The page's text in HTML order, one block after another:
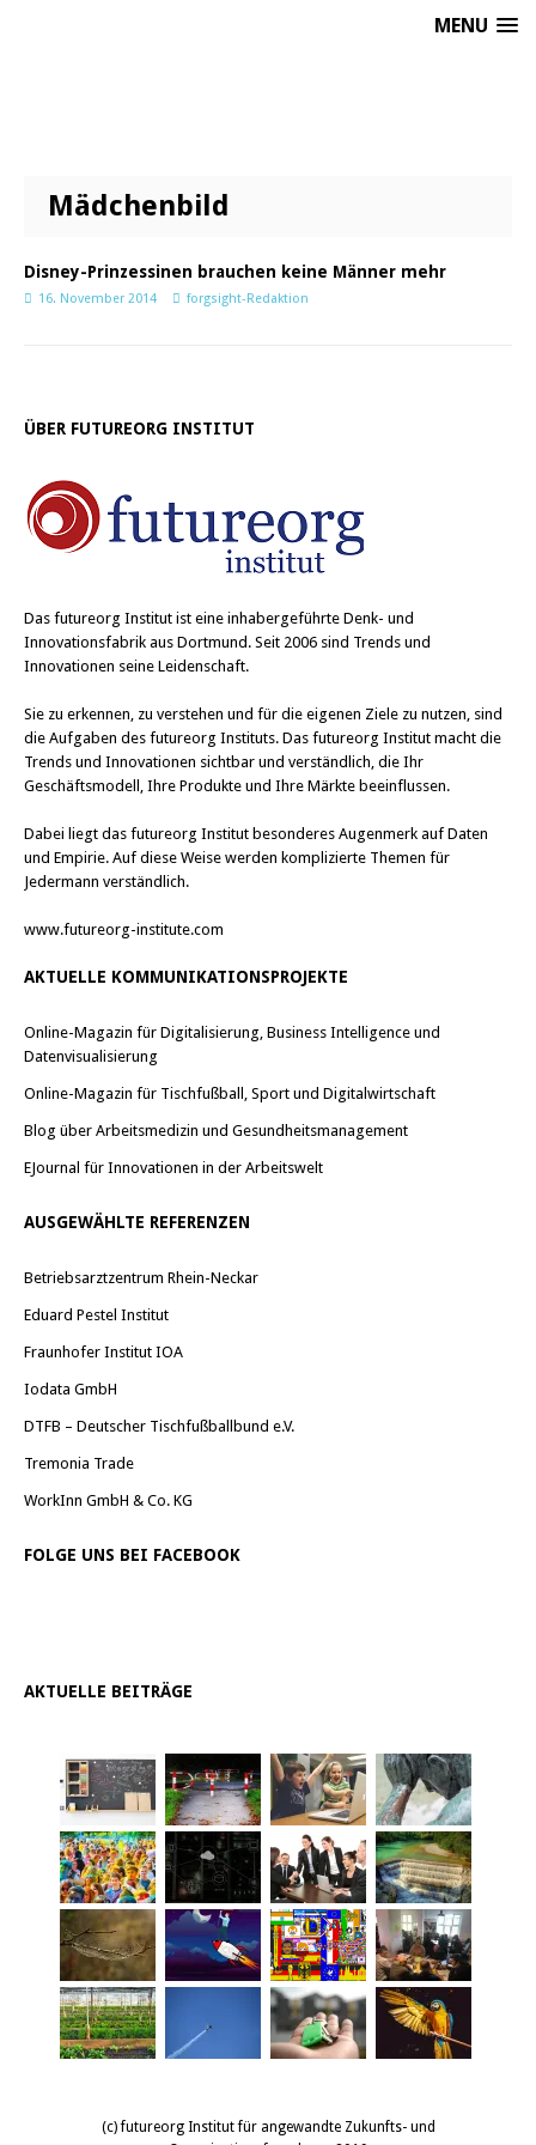
MENU
Mädchenbild
Disney-Prinzessinen brauchen keine Männer mehr
16. November 2014 forgsight-Redaktion
ÜBER FUTUREORG INSTITUT
Das futureorg Institut ist eine inhabergeführte Denk- und
Innovationsfabrik aus Dortmund. Seit 2006 sind Trends und
Innovationen seine Leidenschaft.
Sie zu erkennen, zu verstehen und für die eigenen Ziele zu nutzen, sind
die Aufgaben des futureorg Instituts. Das futureorg Institut macht die
Trends und Innovationen sichtbar und verständlich, die Ihr
Geschäftsmodell, Ihre Produkte und Ihre Märkte beeinflussen.
Dabei liegt das futureorg Institut besonderes Augenmerk auf Daten
und Empirie. Auf diese Weise werden komplizierte Themen für
Jedermann verständlich.
www.futureorg-institute.com
AKTUELLE KOMMUNIKATIONSPROJEKTE
Online-Magazin für Digitalisierung, Business Intelligence und
Datenvisualisierung
Online-Magazin für Tischfußball, Sport und Digitalwirtschaft
Blog über Arbeitsmedizin und Gesundheitsmanagement
EJournal für Innovationen in der Arbeitswelt
AUSGEWÄHLTE REFERENZEN
Betriebsarztzentrum Rhein-Neckar
Eduard Pestel Institut
Fraunhofer Institut IOA
Iodata GmbH
DTFB – Deutscher Tischfußballbund e.V.
Tremonia Trade
WorkInn GmbH & Co. KG
FOLGE UNS BEI FACEBOOK
AKTUELLE BEITRÄGE
(c) futureorg Institut für angewandte Zukunfts- und